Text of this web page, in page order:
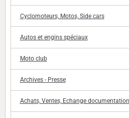
Cyclomoteurs, Motos, Side cars
Autos et engins spéciaux
Moto club
Archives - Presse
Achats, Ventes, Echange